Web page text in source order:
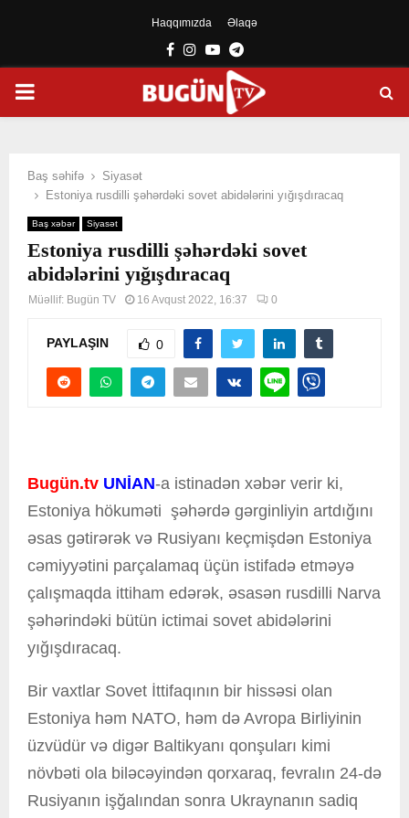
Haqqımızda Əlaqə
Facebook
Instagram
YoutubeTelegram
PRIMARY
Baş səhifə
Siyasət
Estoniya rusdilli şəhərdəki sovet abidələrini yığışdıracaq
Baş xəbər Siyasət
Estoniya rusdilli şəhərdəki sovet
abidələrini yığışdıracaq
Müəllif: Bugün TV 16 Avqust 2022, 16:37 0
PAYLAŞIN 0
Bugün.tv UNİAN-a istinadən xəbər verir ki,
Estoniya hökuməti şəhərdə gərginliyin artdığını
əsas gətirərək və Rusiyanı keçmişdən Estoniya
cəmiyyətini parçalamaq üçün istifadə etməyə
çalışmaqda ittiham edərək, əsasən rusdilli Narva
şəhərindəki bütün ictimai sovet abidələrini
yığışdıracaq.
Bir vaxtlar Sovet İttifaqının bir hissəsi olan
Estoniya həm NATO, həm də Avropa Birliyinin
üzvüdür və digər Baltikyanı qonşuları kimi
növbəti ola biləcəyindən qorxaraq, fevralın 24-də
Rusiyanın işğalından sonra Ukraynanın sadiq